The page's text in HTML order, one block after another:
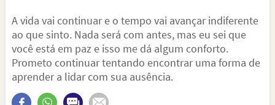
A vida vai continuar e o tempo vai avançar indiferente
ao que sinto. Nada será com antes, mas eu sei que
você está em paz e isso me dá algum conforto.
Prometo continuar tentando encontrar uma forma de
aprender a lidar com sua ausência.